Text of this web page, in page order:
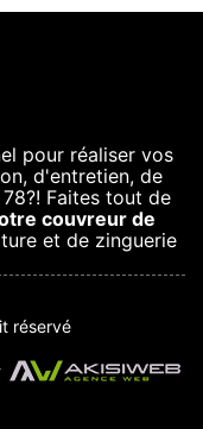
pour réaliser vos
d'entretien, de
Faites tout de
couvreur de
et de zinguerie
réservé